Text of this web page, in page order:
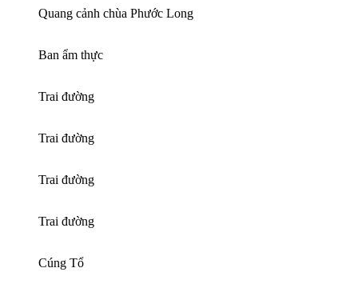
Quang cảnh chùa Phước Long
Ban ẩm thực
Trai đường
Trai đường
Trai đường
Trai đường
Cúng Tổ